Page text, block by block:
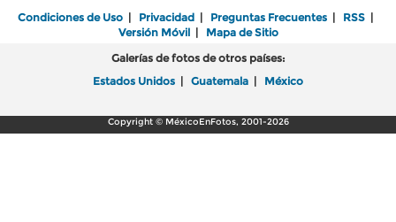
Condiciones de Uso | Privacidad | Preguntas Frecuentes | RSS |
Versión Móvil| Mapa de Sitio
Galerías de fotos de otros países:
Estados Unidos | Guatemala | México
Copyright © MéxicoEnFotos, 2001-2026